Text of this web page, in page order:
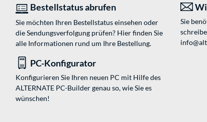
Bestellstatus abrufen
Sie möchten Ihren Bestellstatus einsehen oder
die Sendungsverfolgung prüfen? Hier finden Sie
alle Informationen rund um Ihre Bestellung.
Sie
PC-Konfigurator
Konfigurieren Sie Ihren neuen PC mit Hilfe des
ALTERNATE PC-Builder genau so, wie Sie es
wünschen!